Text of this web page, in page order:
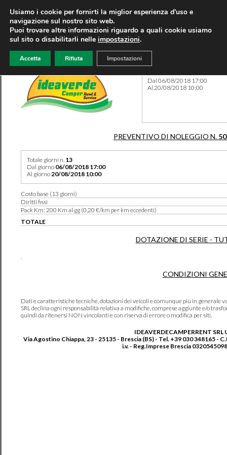
Dal 06/08/2018 17:00
Al 20/08/2018 10:00
PREVENTIVO DI NOLEGGIO N.
Totale giorni n. 13
Dal giorno 06/08/2018 17:00
Al giorno20/08/2018 10:00
Costo base (13 giorni)
Diritti fissi
Pack Km: 200 Km al gg (0,20 €/km per km eccedenti)
TOTALE
DOTAZIONE DI SERIE -
.
CONDIZIONI
Dati e caratteristiche tecniche, dotazioni dei veicoli e comunque più in generale
SRL declina ogni responsabilità relativa a modifiche, comprese aggiunte e/o
quindi da ritenersi NON vincolanti e con riserva di errore o modifica per siti.
IDEAVERDECAMPERRENT SRL
Via Agostino Chiappa, 23 - 25135 - Brescia (BS) - Tel. +39 030 348165 -
i.v. - Reg.Imprese Brescia
Usiamo i cookie per fornirti la miglior esperienza d'uso e
navigazione sul nostro sito web.
Puoi trovare altre informazioni riguardo a quali cookie usiamo
sul sito o disabilitarli nelle impostazioni.
Accetta Rifiuta Impostazioni